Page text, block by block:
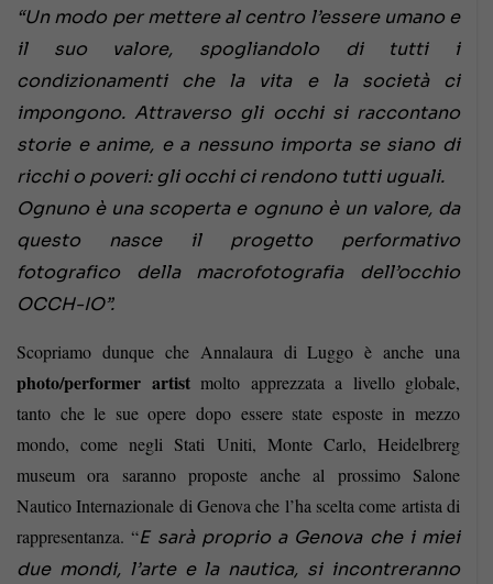
“Un modo per mettere al centro l’essere umano e
il suo valore, spogliandolo di tutti i
condizionamenti che la vita e la società ci
impongono. Attraverso gli occhi si raccontano
storie e anime, e a nessuno importa se siano di
ricchi o poveri: gli occhi ci rendono tutti uguali.
Ognuno è una scoperta e ognuno è un valore, da
questo nasce il progetto performativo
fotografico della macrofotografia dell’occhio
OCCH-IO”.
Scopriamo dunque che Annalaura di Luggo è anche una
photo/performer artistmolto apprezzata a livello globale,
tanto che le sue opere dopo essere state esposte in mezzo
mondo, come negli Stati Uniti, Monte Carlo, Heidelbrerg
museum ora saranno proposte anche al prossimo Salone
Nautico Internazionale di Genova che l’ha scelta come artista di
rappresentanza. “E sarà proprio a Genova che i miei
due mondi, l’arte e la nautica, si incontreranno